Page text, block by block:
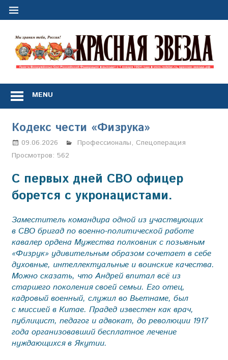
Перейти
Сил
Российской
Федерации
*
выходит
с
января
1924
года
MENU
Кодекс чести «Физрука»
09.06.2026 Марина Щербакова
Профессионалы, Спецоперация
Просмотров: 562
С первых дней СВО офицер
борется с укронацистами.
Заместитель командира одной из участвующих
в СВО бригад по военно-политической работе
кавалер ордена Мужества полковник с позывным
«Физрук» удивительным образом сочетает в себе
духовные, интеллектуальные и воинские качества.
Можно сказать, что Андрей впитал всё из
старшего поколения своей семьи. Его отец,
кадровый военный, служил во Вьетнаме, был
с миссией в Китае. Прадед известен как врач,
публицист, педагог и адвокат, до революции 1917
года организовавший бесплатное лечение
нуждающихся в Якутии.